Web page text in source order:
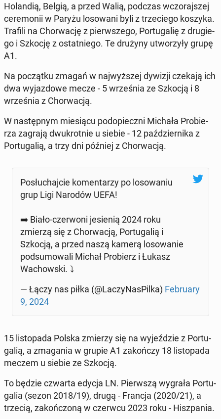
Ho­lan­dią, Belgią, a przed Walią, podczas wczo­raj­szej
ce­re­mo­nii w Paryżu lo­so­wa­ni byli z trze­cie­go koszyka.
Trafili na Chor­wa­cję z pierw­sze­go, Por­tu­ga­lię z dru­gie­
go i Szkocję z ostat­nie­go. Te drużyny utwo­rzy­ły grupę
A1.
Na po­cząt­ku zmagań w naj­wyż­szej dywizji czekają ich
dwa wy­jaz­do­we mecze - 5 wrze­śnia ze Szkocją i 8
wrze­śnia z Chor­wa­cją.
W na­stęp­nym mie­sią­cu pod­opiecz­ni Michała Pro­bie­
rza zagrają dwu­krot­nie u siebie - 12 paź­dzier­ni­ka z
Por­tu­ga­lią, a trzy dni później z Chor­wa­cją.
Po­słu­chaj­cie ko­men­ta­rzy po lo­so­wa­niu
grup Ligi Narodów UEFA!
➡️ Biało-czer­wo­ni je­sie­nią 2024 roku
zmierzą się z Chor­wa­cją, Por­tu­ga­lią i
Szkocją, a przed naszą kamerą lo­so­wa­nie
pod­su­mo­wa­li Michał Pro­bierz i Łukasz
Wa­chow­ski. ⤵
— Łączy nas piłka (@La­czy­Na­sPil­ka) Fe­bru­ary
9, 2024
15 li­sto­pa­da Polska zmierzy się na wy­jeź­dzie z Por­tu­
ga­lią, a zma­ga­nia w grupie A1 za­koń­czy 18 li­sto­pa­da
meczem u siebie ze Szkocją.
To będzie czwarta edycja LN. Pierw­szą wygrała Por­tu­
ga­lia (sezon 2018/19), drugą - Francja (2020/21), a
trzecią, za­koń­czo­ną w czerwcu 2023 roku - Hisz­pa­nia.